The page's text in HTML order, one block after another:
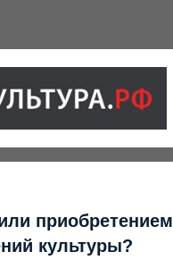
приобретением
культуры?